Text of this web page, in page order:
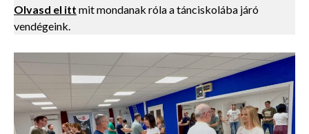
Olvasd el itt mit mondanak róla a tánciskolába járó
vendégeink.